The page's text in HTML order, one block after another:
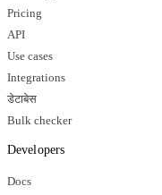
Pricing
API
Use cases
Integrations
डेटाबेस
Bulk checker
Developers
Docs